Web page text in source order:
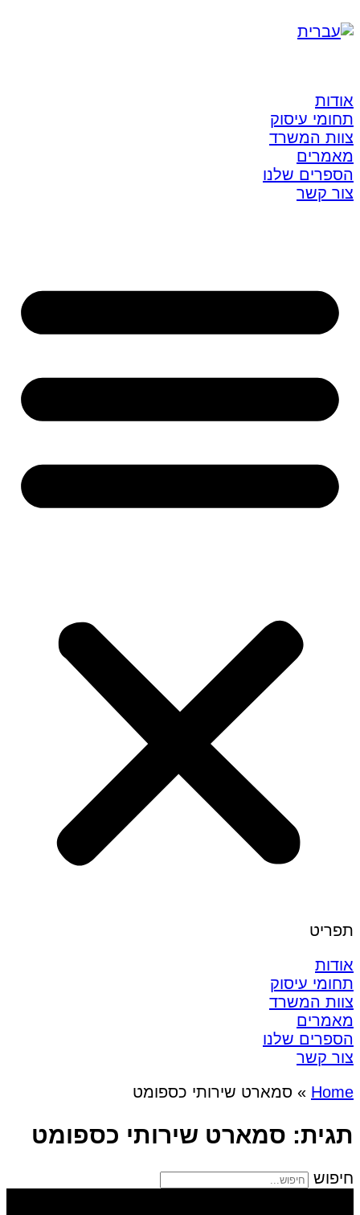
אודות
תחומי עיסוק
צוות המשרד
מאמרים
הספרים שלנו
צור קשר
תפריט
אודות
תחומי עיסוק
צוות המשרד
מאמרים
הספרים שלנו
צור קשר
Home
» סמארט שירותי כספומט
תגית: סמארט שירותי כספומט
חיפוש